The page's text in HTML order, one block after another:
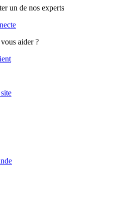
un de nos experts
aider ?